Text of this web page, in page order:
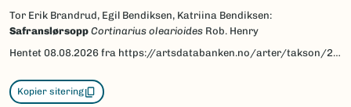
Tor Erik Brandrud, Egil Bendiksen, Katriina Bendiksen:
Safranslørsopp Cortinarius olearioides Rob. Henry
Hentet 08.08.2026 fra https://artsdatabanken.no/arter/takson/225060/beskrivelse
Kopier sitering